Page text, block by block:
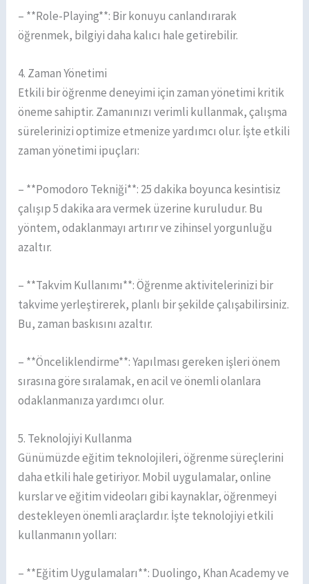
– **Role-Playing**: Bir konuyu canlandırarak
öğrenmek, bilgiyi daha kalıcı hale getirebilir.
4. Zaman Yönetimi
Etkili bir öğrenme deneyimi için zaman yönetimi kritik
öneme sahiptir. Zamanınızı verimli kullanmak, çalışma
sürelerinizi optimize etmenize yardımcı olur. İşte etkili
zaman yönetimi ipuçları:
– **Pomodoro Tekniği**: 25 dakika boyunca kesintisiz
çalışıp 5 dakika ara vermek üzerine kuruludur. Bu
yöntem, odaklanmayı artırır ve zihinsel yorgunluğu
azaltır.
– **Takvim Kullanımı**: Öğrenme aktivitelerinizi bir
takvime yerleştirerek, planlı bir şekilde çalışabilirsiniz.
Bu, zaman baskısını azaltır.
– **Önceliklendirme**: Yapılması gereken işleri önem
sırasına göre sıralamak, en acil ve önemli olanlara
odaklanmanıza yardımcı olur.
5. Teknolojiyi Kullanma
Günümüzde eğitim teknolojileri, öğrenme süreçlerini
daha etkili hale getiriyor. Mobil uygulamalar, online
kurslar ve eğitim videoları gibi kaynaklar, öğrenmeyi
destekleyen önemli araçlardır. İşte teknolojiyi etkili
kullanmanın yolları:
– **Eğitim Uygulamaları**: Duolingo, Khan Academy ve